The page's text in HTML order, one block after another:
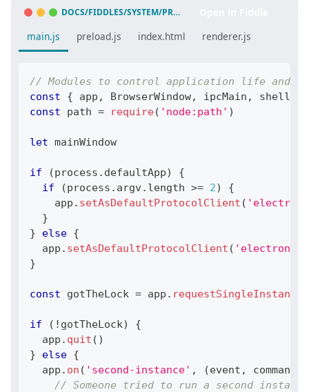
DOCS/FIDDLES/SYSTEM/PROTOCOL-HANDLER/LAUNCH-APP-FROM-URL-IN-ANOTHER-APP
main.js
preload.js index.html renderer.js
// Modules to control application life and
const
{ app , BrowserWindow, ipcMain , shell
const path = require( 'node:path' )
let mainWindow
if (process . defaultApp)
{
if
(process . argv. length >= 2)
{
    app
. setAsDefaultProtocolClient (
}
}
else {
  app
. setAsDefaultProtocolClient ( 'electron-
}
const gotTheLock = app .
if ( ! gotTheLock)
{
  app
. quit ( )
}
else {
  app
. on ( 'second-instance' , (event ,
// Someone tried to run a second